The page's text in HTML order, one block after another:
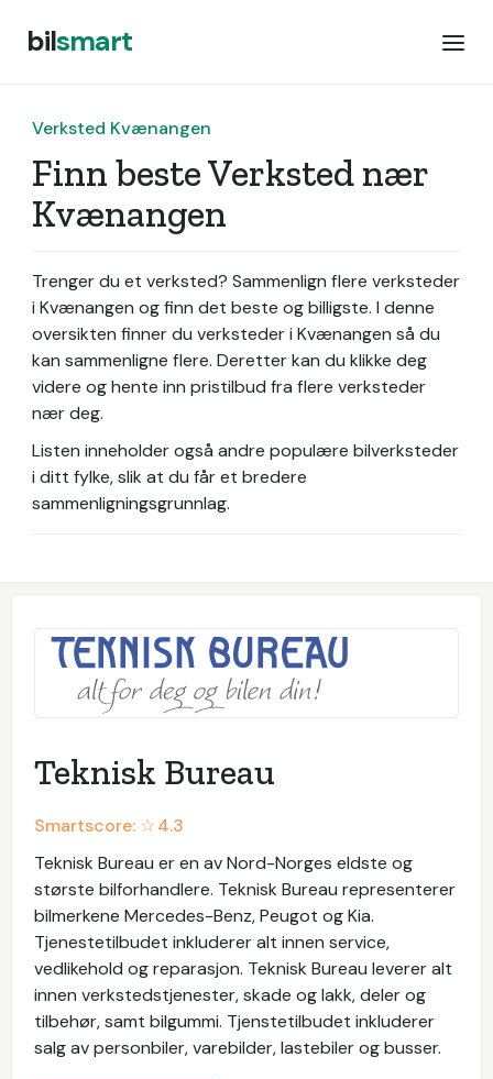
bilsmart
Verksted Kvænangen
Finn beste Verksted nær
Kvænangen
Trenger du et verksted? Sammenlign flere verksteder
i Kvænangen og finn det beste og billigste. I denne
oversikten finner du verksteder i Kvænangen så du
kan sammenligne flere. Deretter kan du klikke deg
videre og hente inn pristilbud fra flere verksteder
nær deg.
Listen inneholder også andre populære bilverksteder
i ditt fylke, slik at du får et bredere
sammenligningsgrunnlag.
Teknisk Bureau
Smartscore: ☆4.3
Teknisk Bureau er en av Nord-Norges eldste og
største bilforhandlere. Teknisk Bureau representerer
bilmerkene Mercedes-Benz, Peugot og Kia.
Tjenestetilbudet inkluderer alt innen service,
vedlikehold og reparasjon. Teknisk Bureau leverer alt
innen verkstedstjenester, skade og lakk, deler og
tilbehør, samt bilgummi. Tjenstetilbudet inkluderer
salg av personbiler, varebilder, lastebiler og busser.